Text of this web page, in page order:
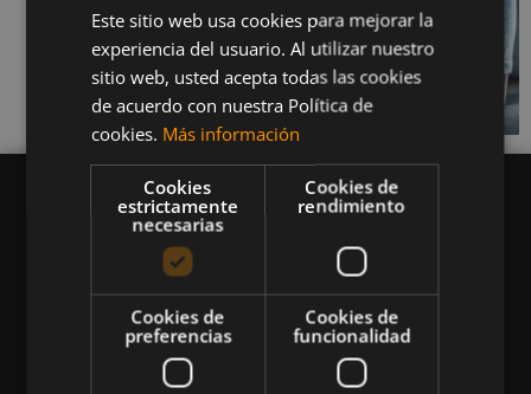
Queremos mantenerte al día en temas de
deportes, fitness, nutrición, salud, recetas
saludables y tecnología aplicada al deporte y la
Este sitio web usa cookies para mejorar la
experiencia del usuario. Al utilizar nuestro
sitio web, usted acepta todas las cookies
de acuerdo con nuestra Política de
cookies. Más información
Cookies
estrictamente
necesarias
Cookies de
rendimiento
Cookies de
preferencias
Cookies de
funcionalidad